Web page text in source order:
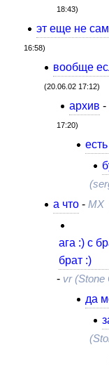
18:43)
эт еще не
16:58)
вообще
(20.06.02 17:12)
архив -
17:20)
а что- МХ
ага :) с
брат :)
- vr (Stone
да